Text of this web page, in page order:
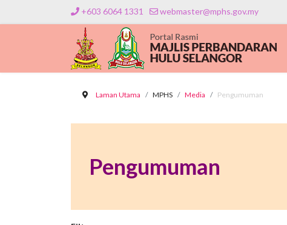
+603 6064 1331 webmaster@mphs.gov.my
Laman Utama MPHS Media Pengumuman
Pengumuman